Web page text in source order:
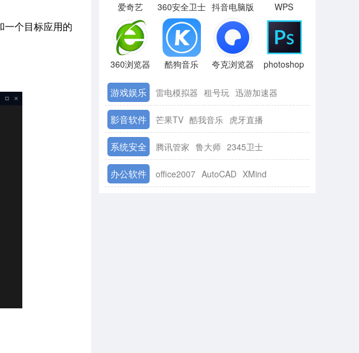
一个目标应用的
爱奇艺 360安全卫士 抖音电脑版 WPS
360浏览器 酷狗音乐 夸克浏览器 photoshop
游戏娱乐 雷电模拟器 租号玩 迅游加速器
影音软件 芒果TV 酷我音乐 虎牙直播
系统安全 腾讯管家 鲁大师 2345卫士
办公软件 office2007 AutoCAD XMind